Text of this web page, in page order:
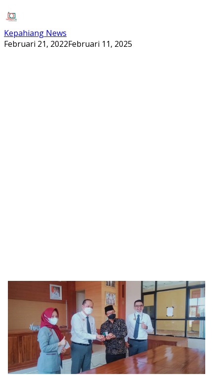
Kepahiang News
Februari 21, 2022Februari 11, 2025